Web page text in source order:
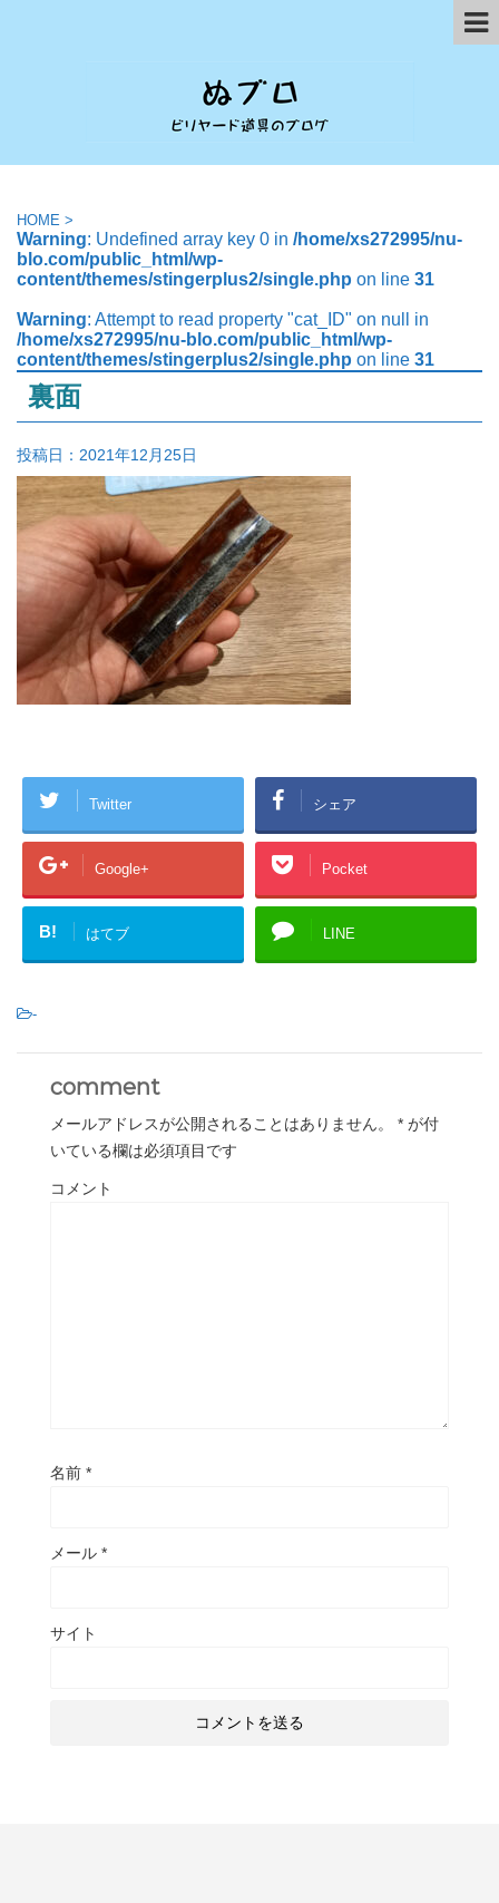
HOME >
Warning: Undefined array key 0 in /home/xs272995/nu-
blo.com/public_html/wp-
content/themes/stingerplus2/single.php on line 31
Warning: Attempt to read property "cat_ID" on null in
/home/xs272995/nu-blo.com/public_html/wp-
content/themes/stingerplus2/single.php on line 31
裏面
投稿日： 2021年12月25日
Twitter シェア
Google+ Pocket
B! はてブ LINE
-
comment
メールアドレスが公開されることはありません。 * が付
いている欄は必須項目です
コメント
名前 *
メール *
サイト